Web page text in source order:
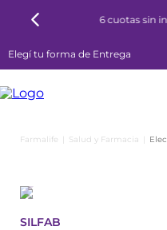
6 cuotas sin
Elegí tu forma de Entrega
Salud y Farmacia
SILFAB